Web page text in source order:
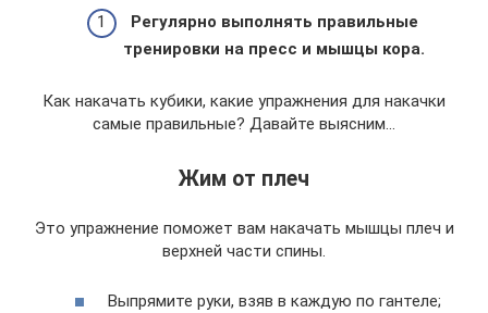
Регулярно выполнять правильные
тренировки на пресс и мышцы кора.
Как накачать кубики, какие упражнения для накачки
самые правильные? Давайте выясним…
Жим от плеч
Это упражнение поможет вам накачать мышцы плеч и
верхней части спины.
Выпрямите руки, взяв в каждую по гантеле;